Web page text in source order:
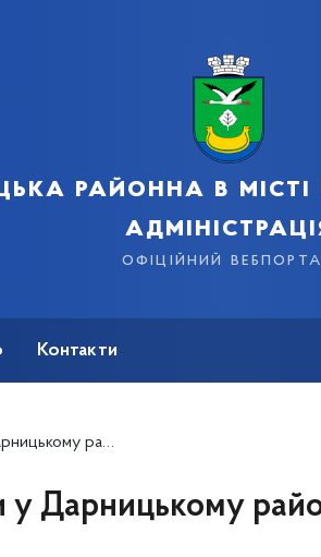
районна в
офіційний
Контакти
районі
у Дарницькому